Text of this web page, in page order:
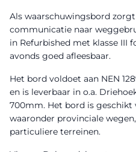
Als waarschuwingsbord
communicatie naar
in Refurbished met klasse III
avonds goed afleesbaar.
Het bord voldoet aan NEN
en is leverbaar in o.a.
700mm. Het bord is geschikt
waaronder provinciale
particuliere terreinen.